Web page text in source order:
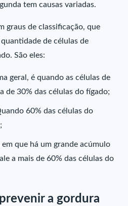
tem causas variadas.
graus de classificação, que
de células de
São eles:
geral, é quando as células de
de 30% das células do fígado;
60% das células do
em que há um grande acúmulo
a mais de 60% das células do
a gordura